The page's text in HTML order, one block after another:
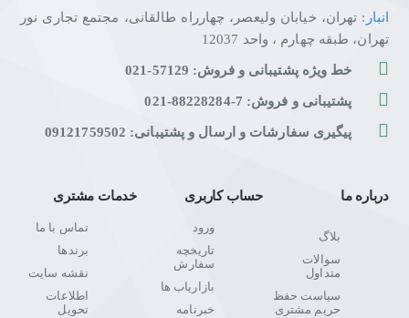
انبار : تهران، خیابان ولیعصر، چهارراه طالقانی، مجتمع تجاری نور
تهران، طبقه چهارم ، واحد 12037
خط ویژه پشتیبانی و فروش: 57129-021
پشتیبانی و فروش: 7-88228284-021
پیگیری سفارشات و ارسال و پشتیبانی: 09121759502
درباره ما
بلاگ
سوالات
متداول
سیاست حفظ
حریم مشتری
حساب کاربری
ورود
تاریخچه
سفارش
بازاریاب ها
خبرنامه
خدمات مشتری
تماس با ما
برندها
نقشه سایت
اطلاعات
تحویل